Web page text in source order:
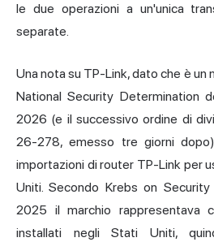
le due operazioni a un'unica
separate.
Una nota su TP-Link, dato che è un
National Security Determination
2026 (e il successivo ordine di
26-278, emesso tre giorni
importazioni di router TP-Link per
Uniti. Secondo Krebs on
2025 il marchio rappresentava
installati negli Stati Uniti,